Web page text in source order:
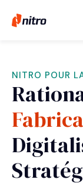
NITRO POUR